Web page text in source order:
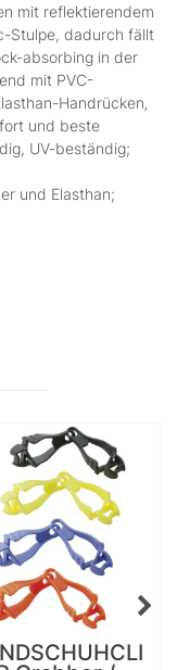
mit reflektierendem
Stulpe, dadurch fällt
absorbing in der
mit PVC-
Handrücken‚
und beste
UV-beständig;
und Elasthan;